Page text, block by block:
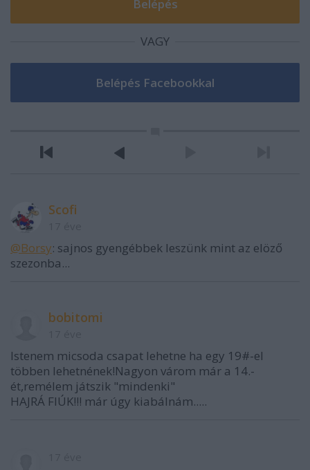
VAGY
Scofi
@Borsy: sajnos gyengébbek leszünk mint az elöző
szezonba...
bobitomi
Istenem micsoda csapat lehetne ha egy 19#-el
többen lehetnének!Nagyon várom már a 14.-
ét,remélem játszik "mindenki"
HAJRÁ FIÚK!!! már úgy kiabálnám.....